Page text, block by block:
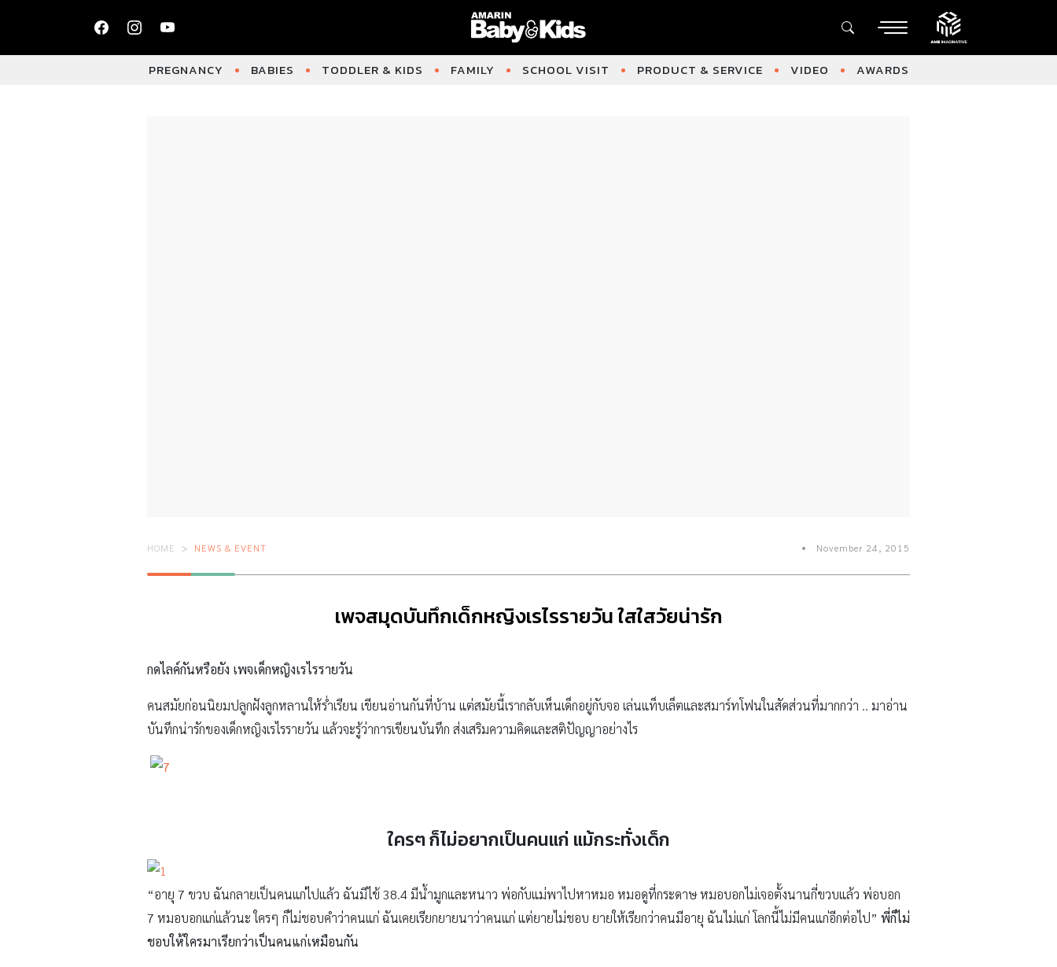
PREGNANCY BABIES TODDLER & KIDS FAMILY SCHOOL VISIT PRODUCT & SERVICE VIDEO AWARDS
HOME NEWS & EVENT November 24, 2015
เพจสมุดบันทึกเด็กหญิงเรไรรายวัน ใสใสวัยน่ารัก
กดไลค์กันหรือยัง เพจเด็กหญิงเรไรรายวัน
คนสมัยก่อนนิยมปลูกฝังลูกหลานให้ร่ำเรียน เขียนอ่านกันที่บ้าน แต่สมัยนี้เรากลับเห็นเด็กอยู่กับจอ เล่นแท็บเล็ตและสมาร์ทโฟนในสัดส่วนที่มากกว่า .. มาอ่าน
บันทึกน่ารักของเด็กหญิงเรไรรายวัน แล้วจะรู้ว่าการเขียนบันทึก ส่งเสริมความคิดและสติปัญญาอย่างไร
ใครๆ ก็ไม่อยากเป็นคนแก่ แม้กระทั่งเด็ก
“อายุ 7 ขวบ ฉันกลายเป็นคนแก่ไปแล้ว ฉันมีไข้ 38.4 มีน้ำมูกและหนาว พ่อกับแม่พาไปหาหมอ หมอดูที่กระดาษ หมอบอกไม่เจอตั้งนานกี่ขวบแล้ว พ่อบอก
7 หมอบอกแก่แล้วนะ ใครๆ ก็ไม่ชอบคำว่าคนแก่ ฉันเคยเรียกยายนาว่าคนแก่ แต่ยายไม่ชอบ ยายให้เรียกว่าคนมีอายุ ฉันไม่แก่ โลกนี้ไม่มีคนแก่อีกต่อไป” พี่ก็ไม่
ชอบให้ใครมาเรียกว่าเป็นคนแก่เหมือนกัน